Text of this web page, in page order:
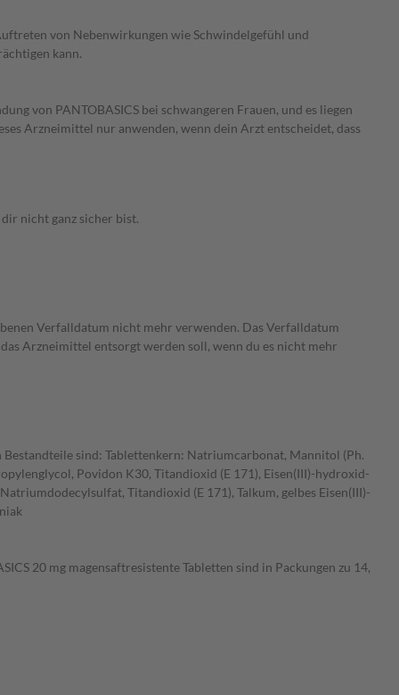
von Nebenwirkungen wie Schwindelgefühl und
kann.
von PANTOBASICS bei schwangeren Frauen, und es liegen
Arzneimittel nur anwenden, wenn dein Arzt entscheidet, dass
nicht ganz sicher bist.
Verfalldatum nicht mehr verwenden. Das Verfalldatum
Arzneimittel entsorgt werden soll, wenn du es nicht mehr
sind: Tablettenkern: Natriumcarbonat, Mannitol (Ph.
Povidon K30, Titandioxid (E 171), Eisen(III)-hydroxid-
Titandioxid (E 171), Talkum, gelbes Eisen(III)-
20 mg magensaftresistente Tabletten sind in Packungen zu 14,